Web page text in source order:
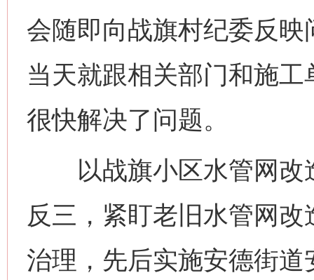
会随即向战旗村纪委反
当天就跟相关部门和施
很快解决了问题。
以战旗小区水管网改
反三，紧盯老旧水管网
治理，先后实施安德街